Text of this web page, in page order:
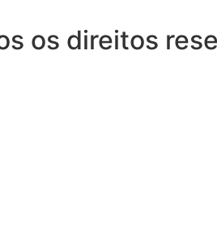
os direitos